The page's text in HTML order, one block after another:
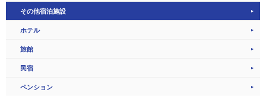
その他宿泊施設
ホテル
旅館
民宿
ペンション